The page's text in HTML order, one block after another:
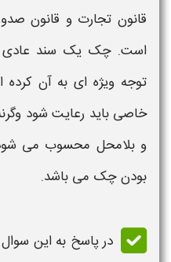
قانون تجارت و قانون
است. چک یک سند عادی
توجه ویژه ای به آن
خاصی باید رعایت شود
و بلامحل محسوب می
بودن چک می باشد.
در پاسخ به این